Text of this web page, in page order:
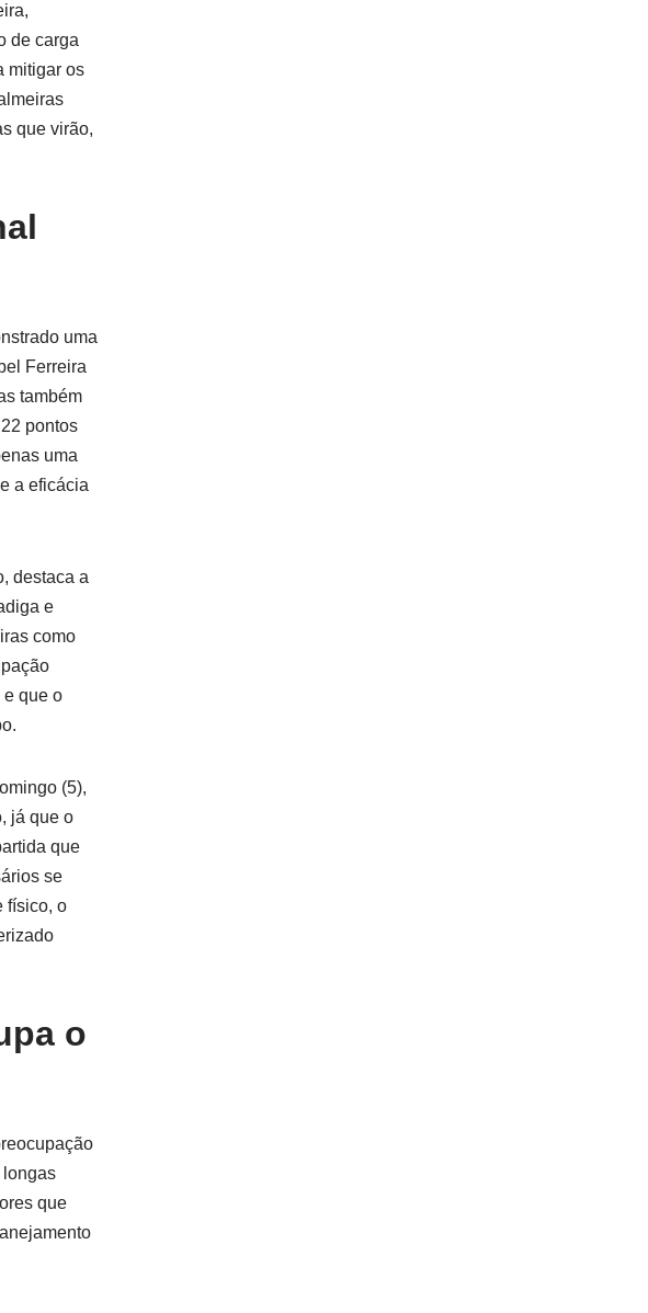
de carga
mitigar os
que virão,
uma
Ferreira
também
pontos
uma
a eficácia
destaca a
e
como
e que o
(5),
já que o
que
se
físico, o
o
longas
que